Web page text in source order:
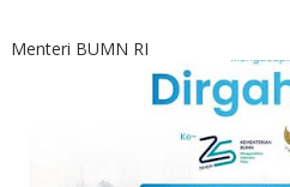
Menteri BUMN RI